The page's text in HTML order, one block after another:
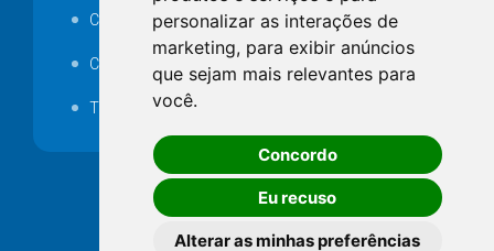
personalizar as interações de
marketing, para exibir anúncios
que sejam mais relevantes para
você.
Concordo
Eu recuso
Alterar as minhas preferências
Catalogo Eletrônico de Padronização
Consórcios Municipais
Telefones Úteis